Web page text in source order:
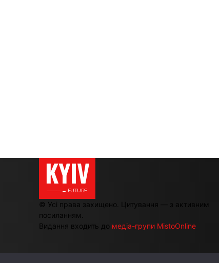
KYIV
———→ FUTURE
© Усі права захищено. Цитування — з активним
посиланням.
Видання входить до медіа-групи MistoOnline